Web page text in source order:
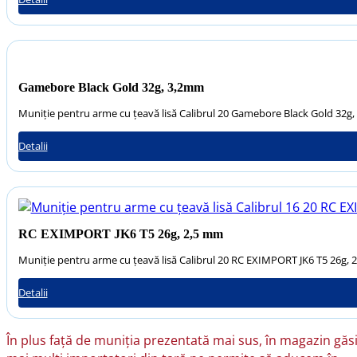
Gamebore Black Gold 32g, 3,2mm
Muniție pentru arme cu țeavă lisă Calibrul 20 Gamebore Black Gold
Detalii
RC EXIMPORT JK6 T5 26g, 2,5 mm
Muniție pentru arme cu țeavă lisă Calibrul 20 RC EXIMPORT JK6 T5 26g,
Detalii
În plus față de muniția prezentată mai sus, în magazin